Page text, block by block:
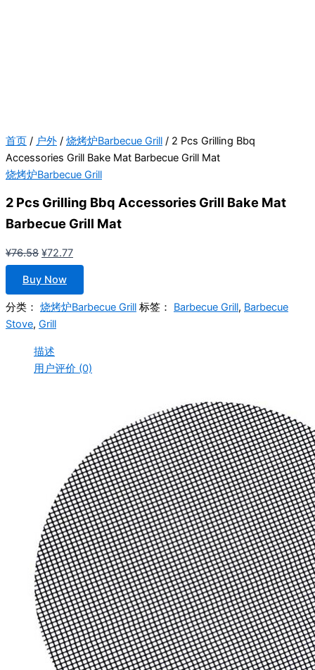
首页 / 户外 / 烧烤炉Barbecue Grill / 2 Pcs Grilling Bbq
Accessories Grill Bake Mat Barbecue Grill Mat
烧烤炉Barbecue Grill
2 Pcs Grilling Bbq Accessories Grill Bake Mat
Barbecue Grill Mat
¥76.58 原
价
为：
¥76.58。
¥72.77当
前
格
Buy Now
分类： 烧烤炉Barbecue Grill 标签： Barbecue Grill, Barbecue
Stove, Grill
描述
用户评价 (0)